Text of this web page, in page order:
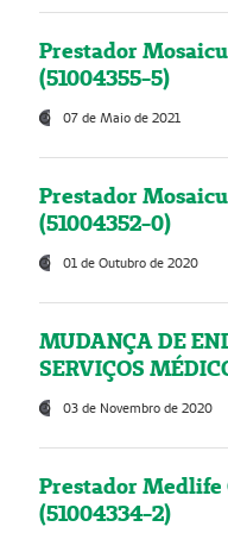
Prestador
(51004355-5)
07 de Maio de 2021
Prestador
(51004352-0)
01 de Outubro de 2020
MUDANÇA DE
SERVIÇOS
03 de Novembro de 2020
Prestador Medlife
(51004334-2)